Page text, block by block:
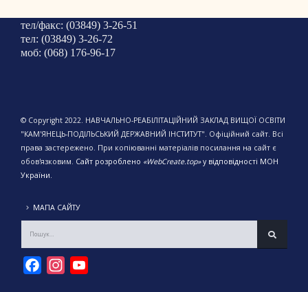
тел/факс: (03849) 3-26-51
тел: (03849) 3-26-72
моб: (068) 176-96-17
© Copyright 2022. НАВЧАЛЬНО-РЕАБІЛІТАЦІЙНИЙ ЗАКЛАД ВИЩОЇ ОСВІТИ
"КАМ'ЯНЕЦЬ-ПОДІЛЬСЬКИЙ ДЕРЖАВНИЙ ІНСТИТУТ". Офіційний сайт. Всі
права застережено. При копіюванні матеріалів посилання на сайт є
обов'язковим. Сайт розроблено «WebCreate.top»у відповідності МОН
України.
МАПА САЙТУ
FacebookInstagram